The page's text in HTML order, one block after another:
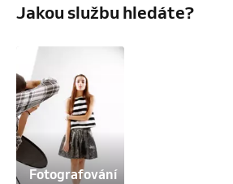
Jakou službu hledáte?
Fotografování